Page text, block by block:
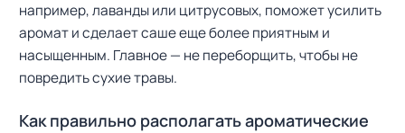
например, лаванды или цитрусовых, поможет усилить
аромат и сделает саше еще более приятным и
насыщенным. Главное — не переборщить, чтобы не
повредить сухие травы.
Как правильно располагать ароматические